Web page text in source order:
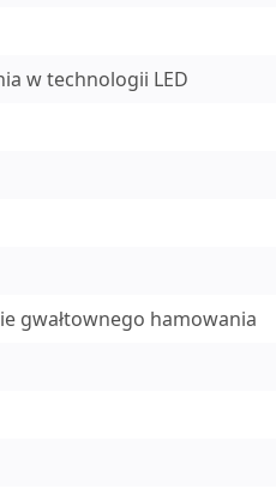
w technologii LED
gwałtownego hamowania